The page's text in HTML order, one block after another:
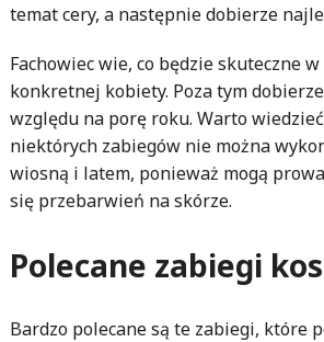
temat cery, a następnie dobierze
Fachowiec wie, co będzie skuteczne
konkretnej kobiety. Poza tym
względu na porę roku. Warto
niektórych zabiegów nie można
wiosną i latem, ponieważ mogą
się przebarwień na skórze.
Polecane zabiegi
Bardzo polecane są te zabiegi, które